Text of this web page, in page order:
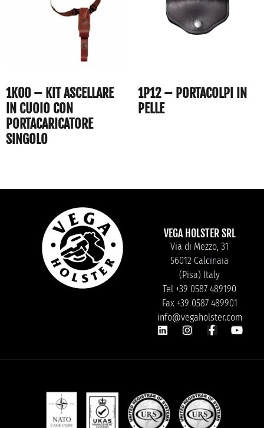
1K00 – KIT ASCELLARE
IN CUOIO CON
PORTACARICATORE
SINGOLO
1P12 – PORTACOLPI IN
PELLE
VEGA HOLSTER SRL
Via di Mezzo, 31
56012 Calcinaia
(Pisa) Italy
Tel +39 0587 489190
Fax +39 0587 489901
info@vegaholster.com